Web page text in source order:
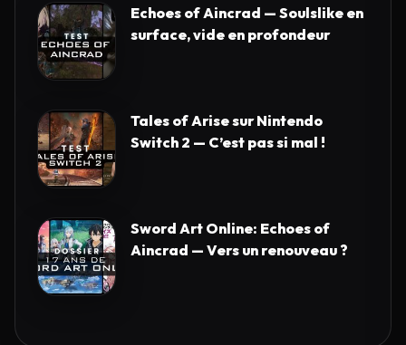
Echoes of Aincrad — Soulslike en
surface, vide en profondeur
Tales of Arise sur Nintendo
Switch 2 — C’est pas si mal !
Sword Art Online: Echoes of
Aincrad — Vers un renouveau ?